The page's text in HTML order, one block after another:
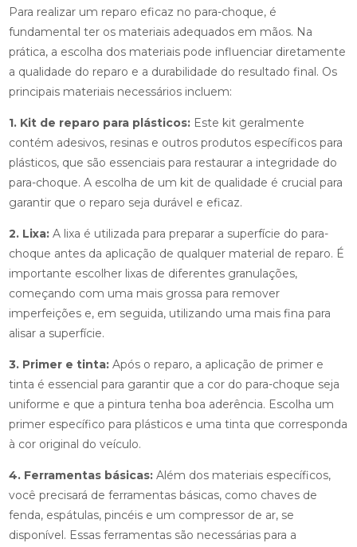
Para realizar um reparo eficaz no para-choque, é
fundamental ter os materiais adequados em mãos. Na
prática, a escolha dos materiais pode influenciar diretamente
a qualidade do reparo e a durabilidade do resultado final. Os
principais materiais necessários incluem:
1. Kit de reparo para plásticos:Este kit geralmente
contém adesivos, resinas e outros produtos específicos para
plásticos, que são essenciais para restaurar a integridade do
para-choque. A escolha de um kit de qualidade é crucial para
garantir que o reparo seja durável e eficaz.
2. Lixa:A lixa é utilizada para preparar a superfície do para-
choque antes da aplicação de qualquer material de reparo. É
importante escolher lixas de diferentes granulações,
começando com uma mais grossa para remover
imperfeições e, em seguida, utilizando uma mais fina para
alisar a superfície.
3. Primer e tinta:Após o reparo, a aplicação de primer e
tinta é essencial para garantir que a cor do para-choque seja
uniforme e que a pintura tenha boa aderência. Escolha um
primer específico para plásticos e uma tinta que corresponda
à cor original do veículo.
4. Ferramentas básicas:Além dos materiais específicos,
você precisará de ferramentas básicas, como chaves de
fenda, espátulas, pincéis e um compressor de ar, se
disponível. Essas ferramentas são necessárias para a